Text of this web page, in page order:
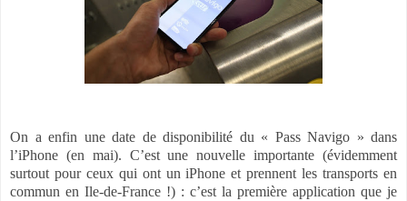
On a enfin une date de disponibilité du « Pass Navigo » dans
l’iPhone (en mai). C’est une nouvelle importante (évidemment
surtout pour ceux qui ont un iPhone et prennent les transports en
commun en Ile-de-France !) : c’est la première application que je